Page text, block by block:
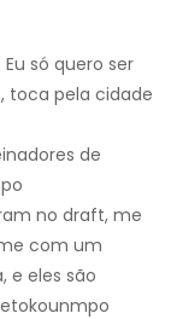
Eu só quero ser
toca pela cidade
de
no draft, me
com um
e eles são